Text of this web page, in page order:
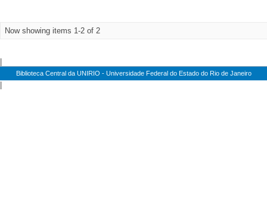
Now showing items 1-2 of 2
Biblioteca Central da UNIRIO - Universidade Federal do Estado do Rio de Janeiro